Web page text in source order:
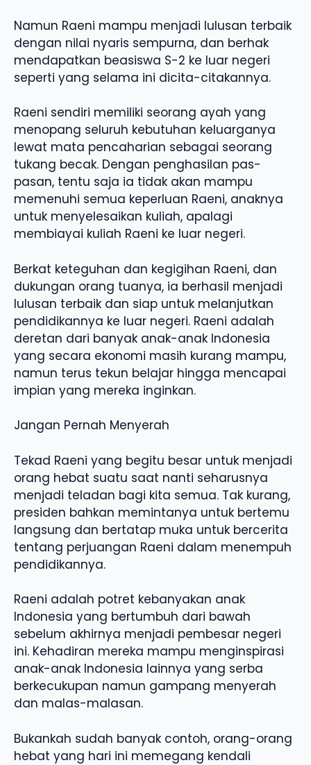
Namun Raeni mampu menjadi lulusan terbaik
dengan nilai nyaris sempurna, dan berhak
mendapatkan beasiswa S-2 ke luar negeri
seperti yang selama ini dicita-citakannya.
Raeni sendiri memiliki seorang ayah yang
menopang seluruh kebutuhan keluarganya
lewat mata pencaharian sebagai seorang
tukang becak. Dengan penghasilan pas-
pasan, tentu saja ia tidak akan mampu
memenuhi semua keperluan Raeni, anaknya
untuk menyelesaikan kuliah, apalagi
membiayai kuliah Raeni ke luar negeri.
Berkat keteguhan dan kegigihan Raeni, dan
dukungan orang tuanya, ia berhasil menjadi
lulusan terbaik dan siap untuk melanjutkan
pendidikannya ke luar negeri. Raeni adalah
deretan dari banyak anak-anak Indonesia
yang secara ekonomi masih kurang mampu,
namun terus tekun belajar hingga mencapai
impian yang mereka inginkan.
Jangan Pernah Menyerah
Tekad Raeni yang begitu besar untuk menjadi
orang hebat suatu saat nanti seharusnya
menjadi teladan bagi kita semua. Tak kurang,
presiden bahkan memintanya untuk bertemu
langsung dan bertatap muka untuk bercerita
tentang perjuangan Raeni dalam menempuh
pendidikannya.
Raeni adalah potret kebanyakan anak
Indonesia yang bertumbuh dari bawah
sebelum akhirnya menjadi pembesar negeri
ini. Kehadiran mereka mampu menginspirasi
anak-anak Indonesia lainnya yang serba
berkecukupan namun gampang menyerah
dan malas-malasan.
Bukankah sudah banyak contoh, orang-orang
hebat yang hari ini memegang kendali